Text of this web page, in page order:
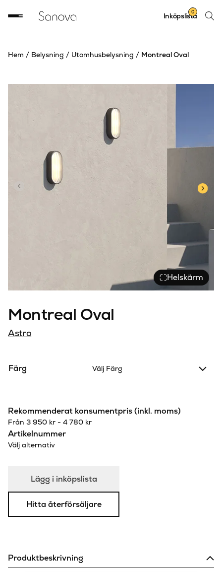
Sök
Inköpslista
0
Hem / Belysning / Utomhusbelysning / Montreal Oval
Helskärm
Montreal Oval
Astro
Färg Välj Färg
Rekommenderat konsumentpris (inkl. moms)
Från 3 950 kr - 4 780 kr
Artikelnummer
Välj alternativ
Lägg i inköpslista
Hitta återförsäljare
Produktbeskrivning